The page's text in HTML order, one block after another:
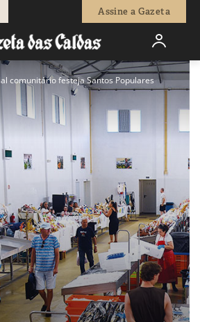
Assine a Gazeta
comunitário festeja Santos Populares